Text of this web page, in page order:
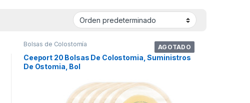
AGOTADO
Bolsas de Colostomía
Ceeport 20 Bolsas De Colostomia, Suministros
De Ostomia, Bol